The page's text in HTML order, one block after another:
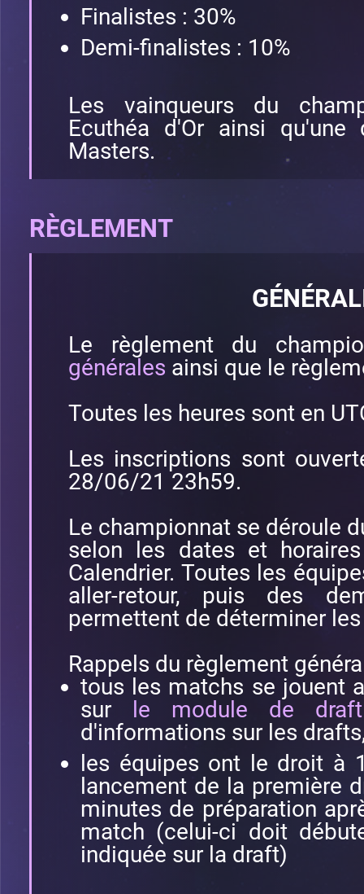
Finalistes : 30%
Demi-finalistes : 10%
Les vainqueurs du
Ecuthéa d'Or ainsi qu'une
Masters.
RÈGLEMENT
Le règlement du
générales ainsi que le
Toutes les heures sont en
Les inscriptions sont
28/06/21 23h59.
Le championnat se déroule
selon les dates et
Calendrier. Toutes les
aller-retour, puis des
permettent de déterminer
Rappels du règlement
tous les matchs se jouent
sur le module de
d'informations sur les
les équipes ont le droit à
lancement de la première
minutes de préparation
match (celui-ci doit
indiquée sur la draft)